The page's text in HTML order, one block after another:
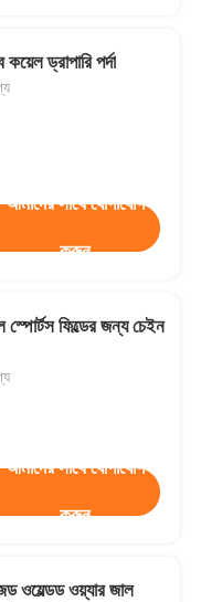
ড্রাপারি পর্দা
আমাদের সাথে যোগাযোগ
করুন
ফিল্ডের জন্য চেইন
আমাদের সাথে যোগাযোগ
করুন
ওয়েল্ডড ওয়্যার জাল